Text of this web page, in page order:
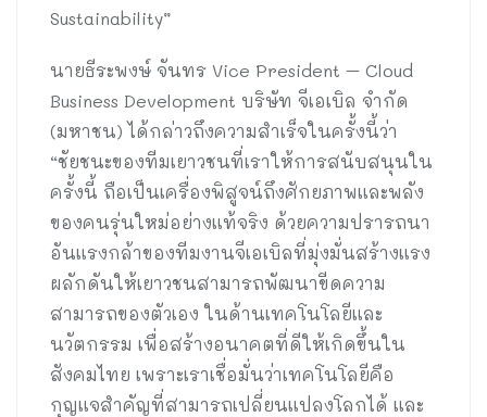
Sustainability”
นายธีระพงษ์ จันทร Vice President – Cloud
Business Development บริษัท จีเอเบิล จำกัด
(มหาชน) ได้กล่าวถึงความสำเร็จในครั้งนี้ว่า
“ชัยชนะของทีมเยาวชนที่เราให้การสนับสนุนใน
ครั้งนี้ ถือเป็นเครื่องพิสูจน์ถึงศักยภาพและพลัง
ของคนรุ่นใหม่อย่างแท้จริง ด้วยความปรารถนา
อันแรงกล้าของทีมงานจีเอเบิลที่มุ่งมั่นสร้างแรง
ผลักดันให้เยาวชนสามารถพัฒนาขีดความ
สามารถของตัวเอง ในด้านเทคโนโลยีและ
นวัตกรรม เพื่อสร้างอนาคตที่ดีให้เกิดขึ้นใน
สังคมไทย เพราะเราเชื่อมั่นว่าเทคโนโลยีคือ
กุญแจสำคัญที่สามารถเปลี่ยนแปลงโลกได้ และ